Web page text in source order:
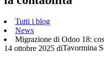
Tutti i blog
News
Migrazione di Odoo 18:
14 ottobre 2025 diTavormina